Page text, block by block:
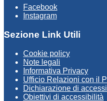
Facebook
Instagram
Sezione Link Utili
Cookie policy
Note legali
Informativa Privacy
Ufficio Relazioni con il
Dichiarazione di
Obiettivi di accessibilità